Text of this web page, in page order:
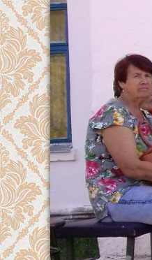
Перейти
к
содержимому